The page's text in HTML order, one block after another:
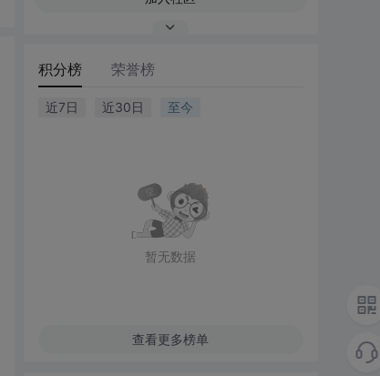
积分榜 荣誉榜
近7日 近30日 至今
暂无数据
查看更多榜单